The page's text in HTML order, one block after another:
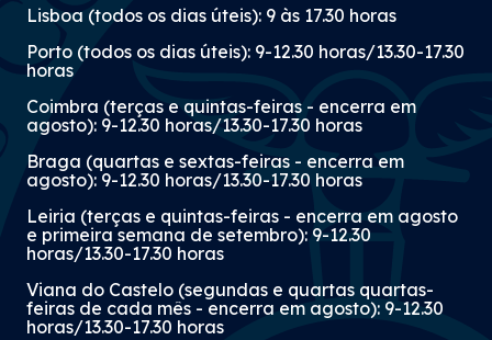
Lisboa (todos os dias úteis): 9 às 17.30 horas
Porto (todos os dias úteis): 9-12.30 horas/13.30-17.30
horas
Coimbra (terças e quintas-feiras - encerra em
agosto): 9-12.30 horas/13.30-17.30 horas
Braga (quartas e sextas-feiras - encerra em
agosto): 9-12.30 horas/13.30-17.30 horas
Leiria (terças e quintas-feiras - encerra em agosto
e primeira semana de setembro): 9-12.30
horas/13.30-17.30 horas
Viana do Castelo (segundas e quartas quartas-
feiras de cada mês - encerra em agosto): 9-12.30
horas/13.30-17.30 horas